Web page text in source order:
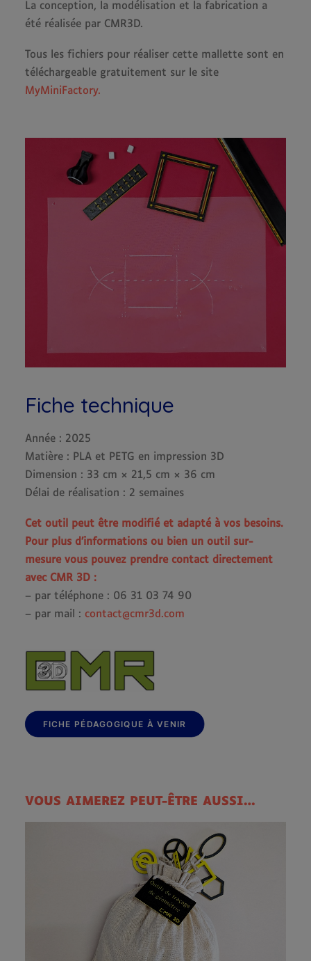
La conception, la modélisation et la fabrication a
été réalisée par CMR3D.
Tous les fichiers pour réaliser cette mallette sont en
téléchargeable gratuitement sur le site
MyMiniFactory.
Fiche technique
Année : 2025
Matière : PLA et PETG en impression 3D
Dimension : 33 cm × 21,5 cm × 36 cm
Délai de réalisation : 2 semaines
Cet outil peut être modifié et adapté à vos besoins.
Pour plus d’informations ou bien un outil sur-
mesure vous pouvez prendre contact directement
avec CMR 3D :
– par téléphone : 06 31 03 74 90
– par mail : contact@cmr3d.com
FICHE PÉDAGOGIQUE À VENIR
VOUS AIMEREZ PEUT-ÊTRE AUSSI…